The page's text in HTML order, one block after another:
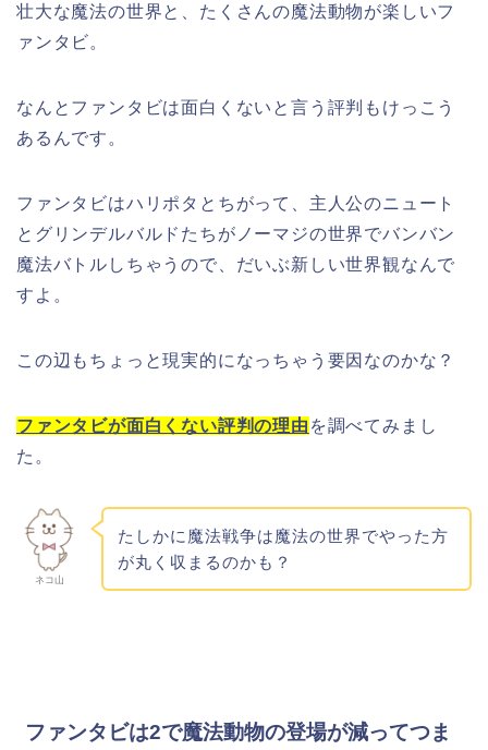
壮大な魔法の世界と、たくさんの魔法動物が楽しいフ
ァンタビ。
なんとファンタビは面白くないと言う評判もけっこう
あるんです。
ファンタビはハリポタとちがって、主人公のニュート
とグリンデルバルドたちがノーマジの世界でバンバン
魔法バトルしちゃうので、だいぶ新しい世界観なんで
すよ。
この辺もちょっと現実的になっちゃう要因なのかな？
ファンタビが面白くない評判の理由 を調べてみまし
た。
ネコ山
たしかに魔法戦争は魔法の世界でやった方
が丸く収まるのかも？
ファンタビは2で魔法動物の登場が減ってつま